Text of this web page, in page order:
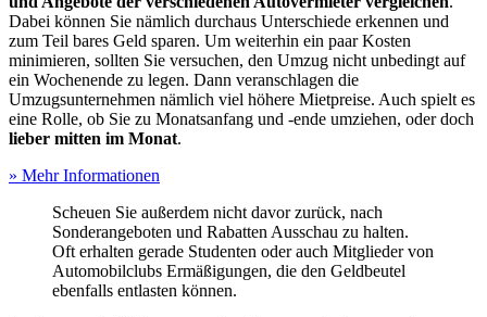
Dabei können Sie nämlich durchaus Unterschiede erkennen und
zum Teil bares Geld sparen. Um weiterhin ein paar Kosten
minimieren, sollten Sie versuchen, den Umzug nicht unbedingt auf
ein Wochenende zu legen. Dann veranschlagen die
Umzugsunternehmen nämlich viel höhere Mietpreise. Auch spielt es
eine Rolle, ob Sie zu Monatsanfang und -ende umziehen, oder doch
lieber mitten im Monat.
» Mehr Informationen
Scheuen Sie außerdem nicht davor zurück, nach
Sonderangeboten und Rabatten Ausschau zu halten.
Oft erhalten gerade Studenten oder auch Mitglieder von
Automobilclubs Ermäßigungen, die den Geldbeutel
ebenfalls entlasten können.